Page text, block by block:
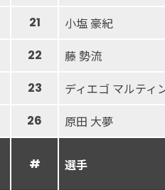
21 小塩 豪紀
22 藤 勢流
23 ディエゴ マルティ
26 原田 大夢
# 選手